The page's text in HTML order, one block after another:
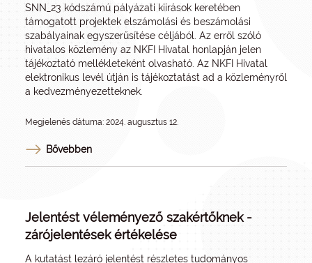
SNN_23 kódszámú pályázati kiírások keretében
támogatott projektek elszámolási és beszámolási
szabályainak egyszerűsítése céljából. Az erről szóló
hivatalos közlemény az NKFI Hivatal honlapján jelen
tájékoztató mellékleteként olvasható. Az NKFI Hivatal
elektronikus levél útján is tájékoztatást ad a közleményről
a kedvezményezetteknek.
Megjelenés dátuma: 2024. augusztus 12.
Bővebben
Jelentést véleményező szakértőknek -
zárójelentések értékelése
A kutatást lezáró jelentést részletes tudományos